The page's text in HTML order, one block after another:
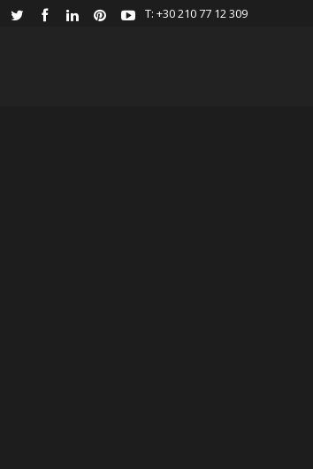
Τ: +30 210 77 12 309